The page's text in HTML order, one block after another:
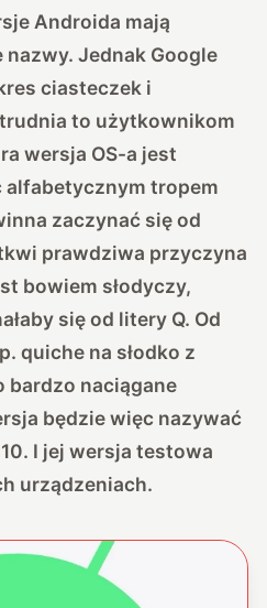
Androida mają
nazwy. Jednak Google
ciasteczek i
to użytkownikom
wersja OS-a jest
alfabetycznym tropem
zaczynać się od
prawdziwa przyczyna
bowiem słodyczy,
się od litery Q. Od
quiche na słodko z
bardzo naciągane
będzie więc nazywać
I jej wersja testowa
urządzeniach.